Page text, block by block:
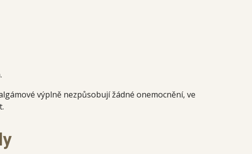
výplně nezpůsobují žádné onemocnění, ve